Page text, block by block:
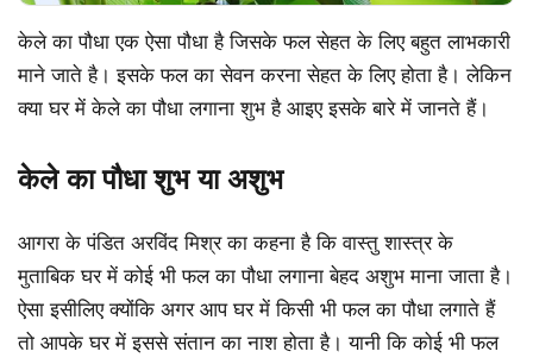
केले का पौधा एक ऐसा पौधा है जिसके फल सेहत के लिए बहुत लाभकारी
माने जाते है। इसके फल का सेवन करना सेहत के लिए होता है। लेकिन
क्या घर में केले का पौधा लगाना शुभ है आइए इसके बारे में जानते हैं।
केले का पौधा शुभ या अशुभ
आगरा के पंडित अरविंद मिश्र का कहना है कि वास्तु शास्त्र के
मुताबिक घर में कोई भी फल का पौधा लगाना बेहद अशुभ माना जाता है।
ऐसा इसीलिए क्योंकि अगर आप घर में किसी भी फल का पौधा लगाते हैं
तो आपके घर में इससे संतान का नाश होता है। यानी कि कोई भी फल